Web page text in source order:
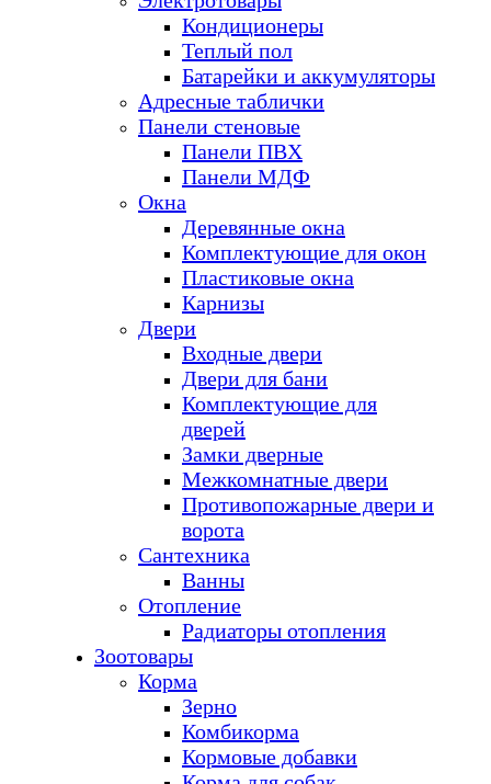
Кондиционеры
Теплый пол
Батарейки и аккумуляторы
Адресные таблички
Панели стеновые
Панели ПВХ
Панели МДФ
Окна
Деревянные окна
Комплектующие для окон
Пластиковые окна
Карнизы
Двери
Входные двери
Двери для бани
Комплектующие для
дверей
Замки дверные
Межкомнатные двери
Противопожарные двери и
ворота
Сантехника
Ванны
Отопление
Радиаторы отопления
Зоотовары
Корма
Зерно
Комбикорма
Кормовые добавки